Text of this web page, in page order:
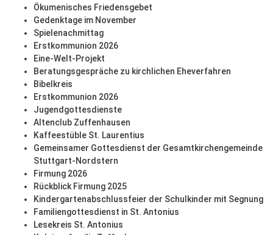
Ökumenisches Friedensgebet
Gedenktage im November
Spielenachmittag
Erstkommunion 2026
Eine-Welt-Projekt
Beratungsgespräche zu kirchlichen Eheverfahren
Bibelkreis
Erstkommunion 2026
Jugendgottesdienste
Altenclub Zuffenhausen
Kaffeestüble St. Laurentius
Gemeinsamer Gottesdienst der Gesamtkirchengemeinde
Stuttgart-Nordstern
Firmung 2026
Rückblick Firmung 2025
Kindergartenabschlussfeier der Schulkinder mit Segnung
Familiengottesdienst in St. Antonius
Lesekreis St. Antonius